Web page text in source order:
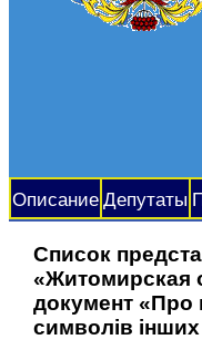
Описание Депутаты
Список
«Житомирская
документ «Про
символів